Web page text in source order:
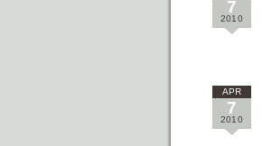
7
2010
APR
7
2010